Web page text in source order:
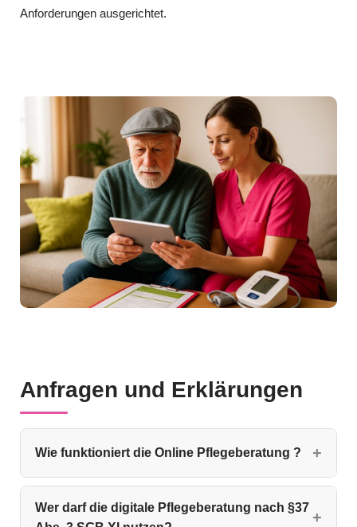
Anforderungen ausgerichtet.
Anfragen und Erklärungen
Wie funktioniert die Online Pflegeberatung ?
Wer darf die digitale Pflegeberatung nach §37